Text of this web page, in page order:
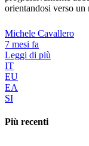
orientandosi verso
Michele Cavallero
7 mesi fa
Leggi di più
IT
EU
EA
SI
Più recenti